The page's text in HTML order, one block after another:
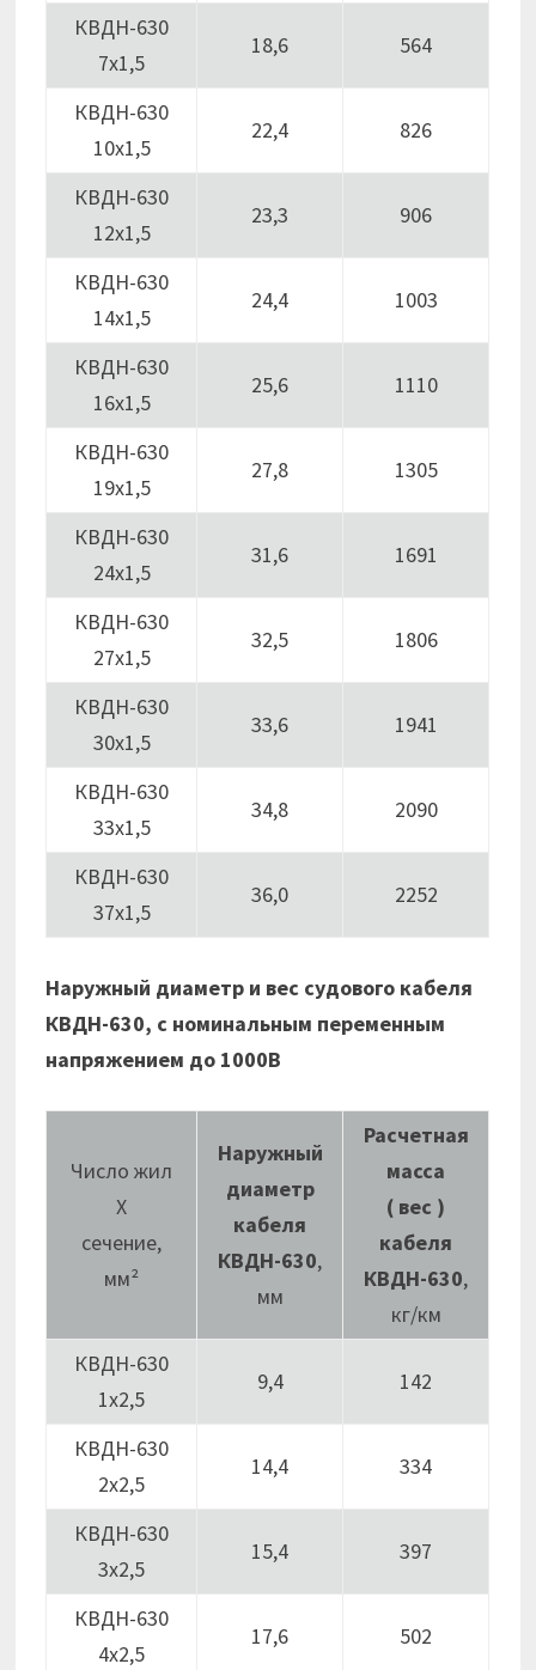
КВДН-630
7х1,5
18,6 564
КВДН-630
10х1,5
22,4 826
КВДН-630
12х1,5
23,3 906
КВДН-630
14х1,5
24,4 1003
КВДН-630
16х1,5
25,6 1110
КВДН-630
19х1,5
27,8 1305
КВДН-630
24х1,5
31,6 1691
КВДН-630
27х1,5
32,5 1806
КВДН-630
30х1,5
33,6 1941
КВДН-630
33х1,5
34,8 2090
КВДН-630
37х1,5
36,0 2252
Наружный диаметр и вес судового кабеля
КВДН-630, с номинальным переменным
напряжением до 1000В
Число жил
Х
сечение,
мм²
Наружный
диаметр
кабеля
КВДН-630,
мм
Расчетная
масса
( вес )
кабеля
КВДН-630,
кг/км
КВДН-630
1х2,5
9,4 142
КВДН-630
2х2,5
14,4 334
КВДН-630
3х2,5
15,4 397
КВДН-630
4х2,5
17,6 502